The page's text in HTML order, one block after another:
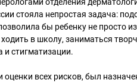
стояла непростая задача:
бы ребенку не просто
в школу, заниматься
и стигматизации.
всех рисков, был